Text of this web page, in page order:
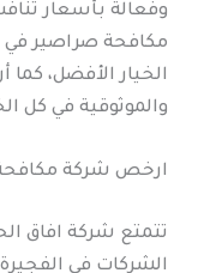
وفعالة بأسعار
مكافحة صراصير في
الخيار الأفضل، كما
والموثوقية في كل
ارخص شركة مكافحة
تتمتع شركة افاق
الشركات في